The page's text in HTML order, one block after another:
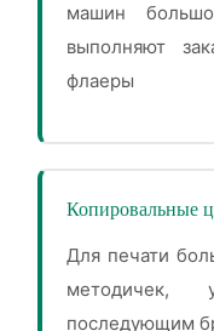
машин
выполняют
флаеры
Копировальные
Для печати
методичек,
последующим